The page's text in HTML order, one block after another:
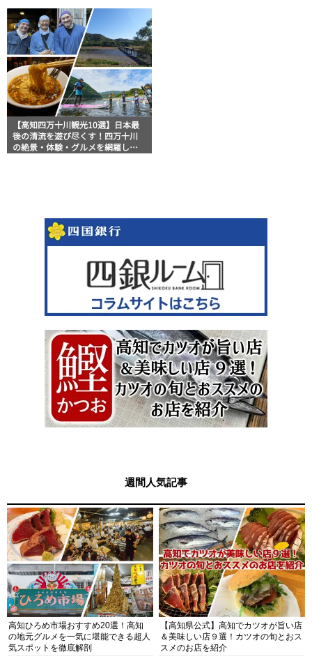
【高知四万十川観光10選】日本最
後の清流を遊び尽くす！四万十川
の絶景・体験・グルメを網羅した
週間人気記事
高知ひろめ市場おすすめ20選！高知
の地元グルメを一気に堪能できる超人
気スポットを徹底解剖
【高知県公式】高知でカツオが旨い店
＆美味しい店９選！カツオの旬とおス
スメのお店を紹介